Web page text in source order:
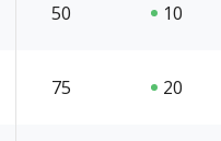
50 10
75 20